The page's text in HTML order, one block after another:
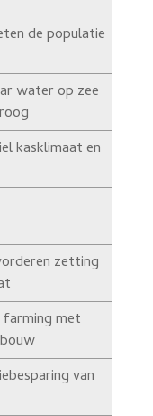
de populatie
water op zee
kasklimaat en
zetting
farming met
van